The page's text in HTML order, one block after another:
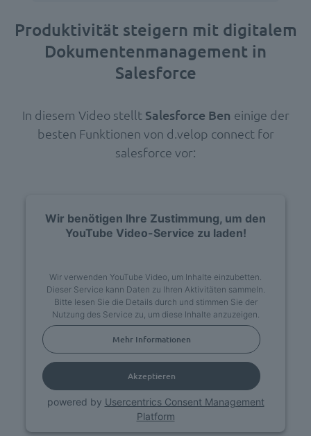
Produktivität steigern mit digitalem
Dokumentenmanagement in
Salesforce
In diesem Video stellt Salesforce Ben einige der
besten Funktionen von d.velop connect for
salesforce vor:
Wir benötigen Ihre Zustimmung, um den
YouTube Video-Service zu laden!
Wir verwenden YouTube Video, um Inhalte einzubetten.
Dieser Service kann Daten zu Ihren Aktivitäten sammeln.
Bitte lesen Sie die Details durch und stimmen Sie der
Nutzung des Service zu, um diese Inhalte anzuzeigen.
Mehr Informationen
Akzeptieren
powered by Usercentrics Consent Management
Platform